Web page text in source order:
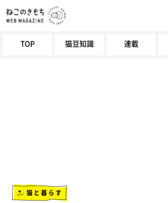
TOP 猫豆知識 連載
猫と暮らす